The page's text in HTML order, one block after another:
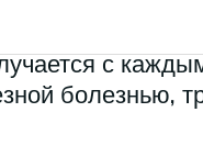
с
болезнью,